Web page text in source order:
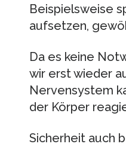
Beispielsweise
aufsetzen,
Da es keine
wir erst wieder
Nervensystem
der Körper
Sicherheit auch